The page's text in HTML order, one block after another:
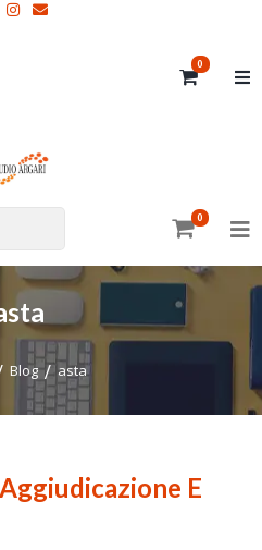
0
0
Blog asta
E